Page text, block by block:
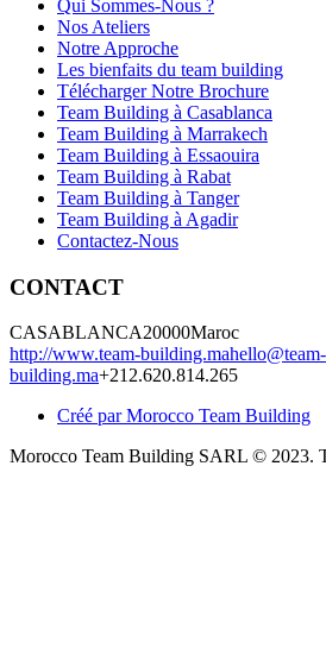
Qui Sommes-Nous ?
Nos Ateliers
Notre Approche
Les bienfaits du team building
Télécharger Notre Brochure
Team Building à Casablanca
Team Building à Marrakech
Team Building à Essaouira
Team Building à Rabat
Team Building à Tanger
Team Building à Agadir
Contactez-Nous
CONTACT
CASABLANCA20000Maroc
http://www.team-building.mahello@team-
building.ma+212.620.814.265
Créé par Morocco Team Building
Morocco Team Building SARL © 2023.